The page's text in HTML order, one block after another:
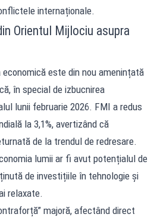
internaționale.
Orientul Mijlociu asupra
este din nou amenințată
în special de izbucnirea
lunii februarie 2026. FMI a redus
la 3,1%, avertizând că
de la trendul de redresare.
lumii ar fi avut potențialul de
de investițiile în tehnologie și
relaxate.
majoră, afectând direct